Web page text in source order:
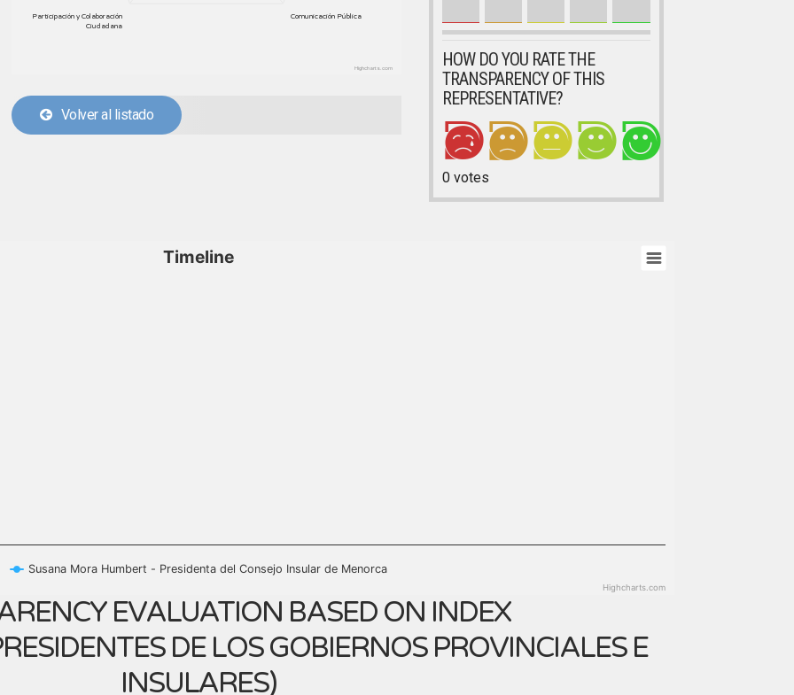
Comunicación Pública
Participación y Colaboración
Ciudadana
Highcharts.com
Volver al listado
HOW DO YOU RATE THE
TRANSPARENCY OF THIS
REPRESENTATIVE?
0votes
Timeline
Susana Mora Humbert - Presidenta del Consejo Insular de Menorca
Highcharts.com
EVALUATION BASED ON INDEX
DE LOS GOBIERNOS PROVINCIALES E
INSULARES)